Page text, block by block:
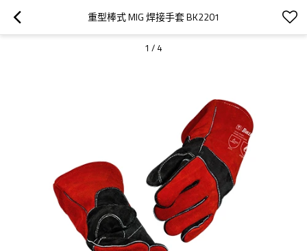
重型棒式 MIG 焊接手套 BK2201
1 / 4